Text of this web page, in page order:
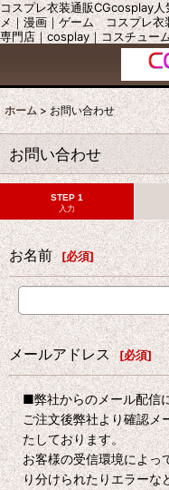
コスプレ衣装通販CGcosplay
メ｜漫画｜ゲーム コスプレ衣
専門店｜cosplay｜コスチュー
ホーム > お問い合わせ
お問い合わせ
STEP 1
入力
お名前 [必須]
メールアドレス [必須]
■弊社からのメール配信
ご注文後弊社より確認
たしております。
お客様の受信環境によっ
り分けられたりエラーな